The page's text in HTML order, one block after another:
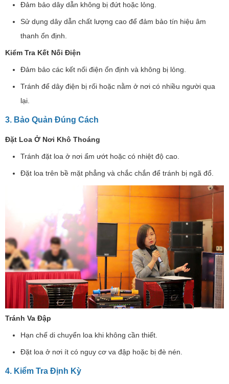
Đảm bảo dây dẫn không bị đứt hoặc lỏng.
Sử dụng dây dẫn chất lượng cao để đảm bảo tín hiệu âm
thanh ổn định.
Kiểm Tra Kết Nối Điện
Đảm bảo các kết nối điện ổn định và không bị lỏng.
Tránh để dây điện bị rối hoặc nằm ở nơi có nhiều người qua
lại.
3. Bảo Quản Đúng Cách
Đặt Loa Ở Nơi Khô Thoáng
Tránh đặt loa ở nơi ẩm ướt hoặc có nhiệt độ cao.
Đặt loa trên bề mặt phẳng và chắc chắn để tránh bị ngã đổ.
Tránh Va Đập
Hạn chế di chuyển loa khi không cần thiết.
Đặt loa ở nơi ít có nguy cơ va đập hoặc bị đè nén.
4. Kiểm Tra Định Kỳ